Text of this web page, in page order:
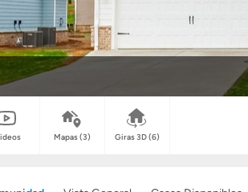
Mapas(3) Giras 3D(6)